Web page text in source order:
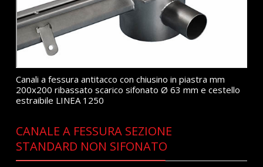
Canali a fessura antitacco con chiusino in piastra mm
200x200 ribassato scarico sifonato Ø 63 mm e cestello
estraibile LINEA 1250
CANALE A FESSURA SEZIONE
STANDARD NON SIFONATO